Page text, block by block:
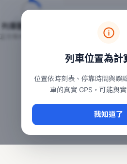
台鐵列車即時位置地圖
本頁顯示目前全台鐵運行中的列車
常用查詢：
、台中
台鐵即時動態
列車位置為計
位置依時刻表、停靠時間與誤
車的真實 GPS，可能與
我知道了
列車動態載入中…